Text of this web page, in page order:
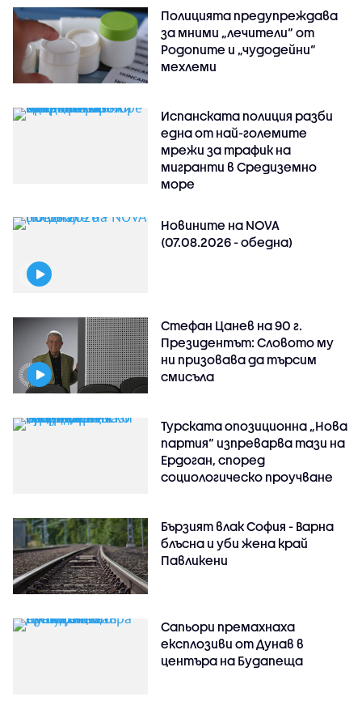
Полицията предупреждава
за мними „лечители“ от
Родопите и „чудодейни“
мехлеми
Испанската полиция разби
една от най-големите
мрежи за трафик на
мигранти в Средиземно
море
Новините на NOVA
(07.08.2026 - обедна)
Стефан Цанев на 90 г.
Президентът: Словото му
ни призовава да търсим
смисъла
Турската опозиционна „Нова
партия“ изпреварва тази на
Ердоган, според
социологическо проучване
Бързият влак София - Варна
блъсна и уби жена край
Павликени
Сапьори премахнаха
експлозиви от Дунав в
центъра на Будапеща